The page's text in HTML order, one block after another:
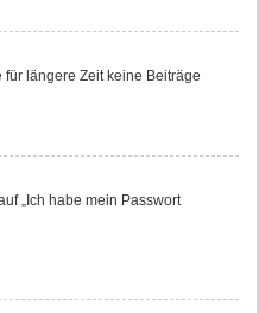
längere Zeit keine Beiträge
„Ich habe mein Passwort